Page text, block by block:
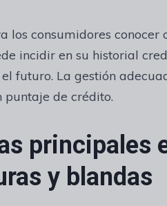
los consumidores
incidir en su historial
futuro. La gestión
puntaje de crédito.
principales
y blandas